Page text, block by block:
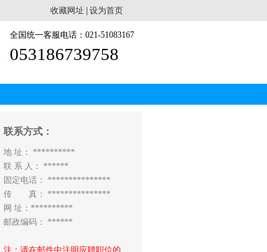
收藏网址 设为首页
全国统一客服电话：021-51083167
053186739758
联系方式：
地 址： **********
联 系 人： ******
固定电话： ***************
传 真： ***************
网 址：**********
邮政编码： ******
注：请在邮件中注明应聘职位的